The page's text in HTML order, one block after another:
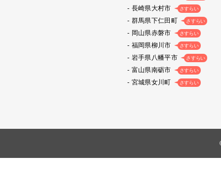
長崎県大村市 さすらい
群馬県下仁田町 さすらい
岡山県赤磐市 さすらい
福岡県柳川市 さすらい
岩手県八幡平市 さすらい
富山県南砺市 さすらい
宮城県女川町 さすらい